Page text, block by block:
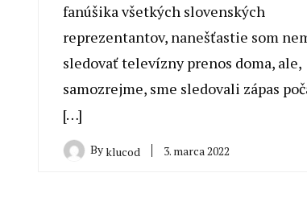
fanúšika všetkých slovenských
reprezentantov, nanešťastie som
sledovať televízny prenos doma, ale,
samozrejme, sme sledovali zápas
[…]
Byklucod 3. marca 2022